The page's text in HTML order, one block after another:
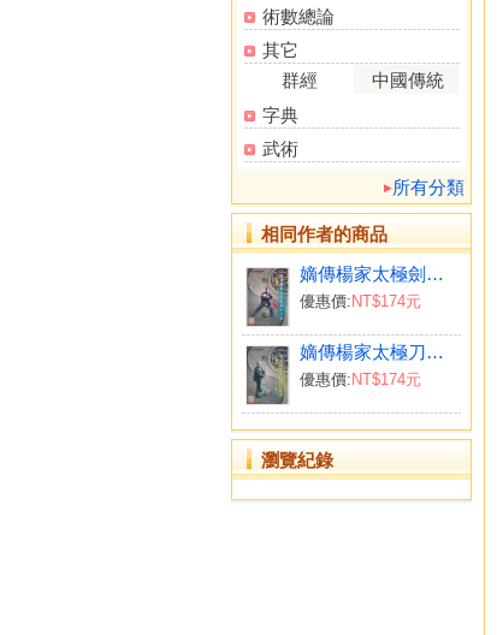
術數總論
其它
群經
中國傳統
字典
武術
所有分類
相同作者的商品
嫡傳楊家太極劍五十一式(中英對照)
優惠價: NT$174元
嫡傳楊家太極刀十三式(中英對照)
優惠價: NT$174元
瀏覽紀錄